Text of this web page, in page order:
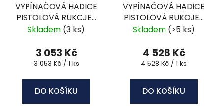
VYPÍNAČOVÁ HADICE
PISTOLOVÁ RUKOJEŤ
7,6 M- BIP-25VA
Skladem (3 ks)
3 053 Kč
Měrná
3 053 Kč / 1 ks
DO KOŠÍKU
VYPÍNAČOVÁ HADICE
PISTOLOVÁ RUKOJEŤ
12,1 M - BIP-40VA
Skladem (>5 ks)
4 528 Kč
Měrná
4 528 Kč / 1 ks
DO KOŠÍKU